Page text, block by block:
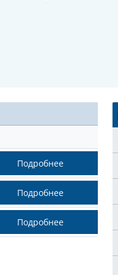
Подробнее
Подробнее
Подробнее